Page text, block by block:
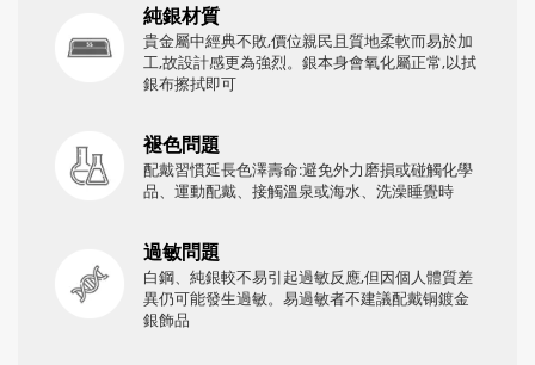
純銀材質
貴金屬中經典不敗,價位親民且質地柔軟而易於加
工,故設計感更為強烈。銀本身會氧化屬正常,以拭
銀布擦拭即可
褪色問題
配戴習慣延長色澤壽命:避免外力磨損或碰觸化學
品、運動配戴、接觸溫泉或海水、洗澡睡覺時
過敏問題
白鋼、純銀較不易引起過敏反應,但因個人體質差
異仍可能發生過敏。易過敏者不建議配戴铜鍍金
銀飾品